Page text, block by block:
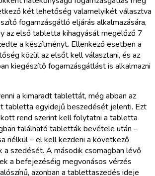
két lehetőség valamelyikét választva
fogamzásgátló eljárás alkalmazására,
az első tabletta kihagyását megelőző 7
a készítményt. Ellenkező esetben a
közül az elsőt kell választani, és az
kiegészítő fogamzásgátlást is alkalmazni
a kimaradt tablettát, még abban az
tabletta egyidejű beszedését jelenti. Ezt
rend szerint kell folytatni a tabletta
található tabletták bevétele után –
nélkül – el kell kezdeni a következő
a szedését. A második csomagban lévő
a befejezéséig megvonásos vérzés
azonban a tablettaszedés ideje